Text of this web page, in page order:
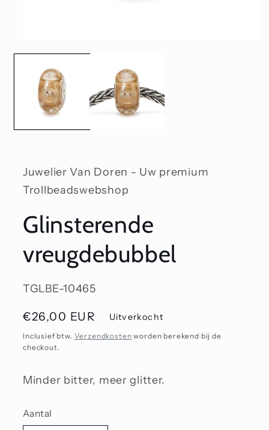
1
modaal
Juwelier Van Doren - Uw premium
Trollbeadswebshop
Glinsterende
vreugdebubbel
SKU:
TGLBE-10465
Normale
prijs
€26,00 EUR Uitverkocht
Inclusief btw. Verzendkosten worden berekend bij de
checkout.
Minder bitter, meer glitter.
Aantal